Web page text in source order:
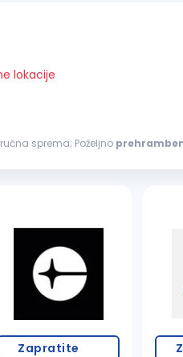
lokacije
stručna sprema; Poželjno
Zapratite